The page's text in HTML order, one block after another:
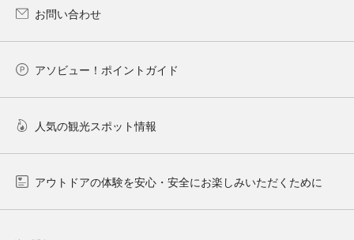
お問い合わせ
アソビュー！ポイントガイド
人気の観光スポット情報
アウトドアの体験を安心・安全にお楽しみいただくために